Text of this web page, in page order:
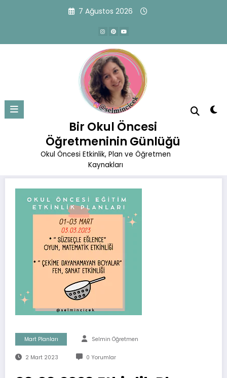
7 Ağustos 2026
Bir Okul Öncesi
Öğretmeninin Günlüğü
Okul Öncesi Etkinlik, Plan ve Öğretmen
Kaynakları
03.03.2023 Etkinlik Planı
Başlangıç Okul Öncesi Eğitim Planları
Mart Planları
03.03.2023 Etkinlik Planı
Mart Planları Selmin Öğretmen
2 Mart 2023 0 Yorumlar